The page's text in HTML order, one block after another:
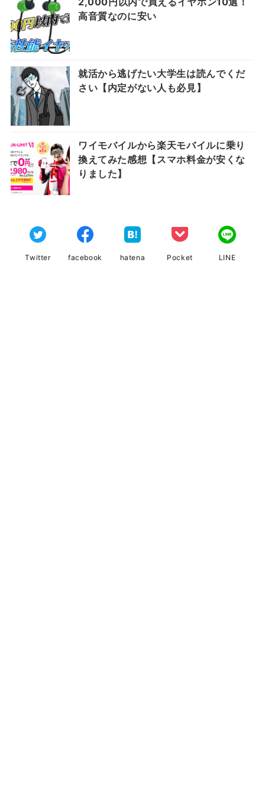
高音質なのに安い
就活から逃げたい大学生は読んでくだ
さい【内定がない人も必見】
ワイモバイルから楽天モバイルに乗り
換えてみた感想【スマホ料金が安くな
りました】
Twitter facebook hatena Pocket LINE